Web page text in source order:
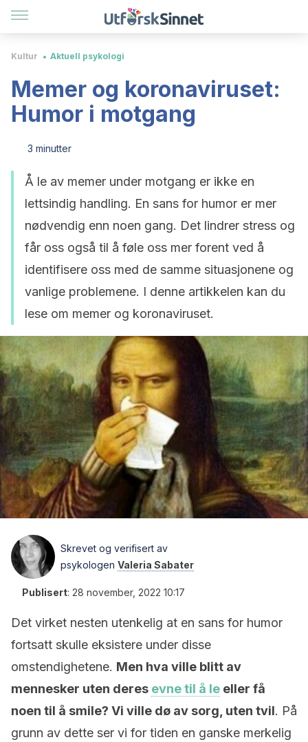
Kultur Aktuell psykologi
Memer og koronaviruset:
Humor i motgang
3 minutter
Å le av memer under motgang er ikke en
lettsindig handling. En sans for humor er mer
nødvendig enn noen gang. Det lindrer stress og
får oss også til å føle oss mer forent ved å
identifisere oss med de samme situasjonene og
vanlige problemene. I denne artikkelen kan du
lese om memer og koronaviruset.
Skrevet og verifisert av
psykologen Valeria Sabater
Publisert: 28 november, 2022 10:17
Det virket nesten utenkelig at en sans for humor
fortsatt skulle eksistere under disse
omstendighetene. Men hva ville blitt av
mennesker uten deres evne til å le eller få
noen til å smile? Vi ville dø av sorg, uten tvil. På
grunn av dette ser vi for tiden en ganske merkelig